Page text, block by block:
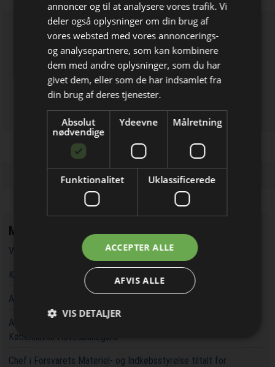
Bliv opdateret hver dag
Få de vigtigste nyheder om
byggebranchen
direkte i din indbakke
Jeg modtager allerede
nyhedsbrevet
Mest læste
Vandværker i Randers kører på lånt tid
Kaospilot skal skabe kreative arkitektledere i Aarhus
Aarsleff vinder energiprojekter til 3,7 milliarder kroner
Aarsleff får ansvaret for at udvide kapaciteten rundt om
Københavns Hovedbanegård
Chef i Forsvarets Materiel- og Indkøbsstyrelse tiltalt for
annoncer og til at analysere vores trafik. Vi
deler også oplysninger om din brug af
vores websted med vores annoncerings-
og analysepartnere, som kan kombinere
dem med andre oplysninger, som du har
givet dem, eller som de har indsamlet fra
din brug af deres tjenester.
Absolut
nødvendige
Ydeevne Målretning
Funktionalitet Uklassificerede
ACCEPTER ALLE
AFVIS ALLE
VIS DETALJER